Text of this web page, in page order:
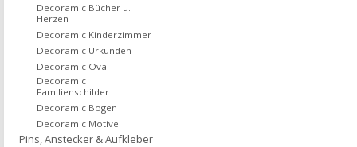
Decoramic Bücher u.
Herzen
Decoramic Kinderzimmer
Decoramic Urkunden
Decoramic Oval
Decoramic
Familienschilder
Decoramic Bogen
Decoramic Motive
Pins, Anstecker & Aufkleber